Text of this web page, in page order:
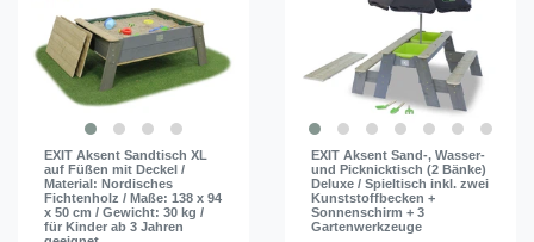
EXIT Aksent Sandtisch XL
auf Füßen mit Deckel /
Material: Nordisches
Fichtenholz / Maße: 138 x 94
x 50 cm / Gewicht: 30 kg /
für Kinder ab 3 Jahren
EXIT Aksent Sand-, Wasser-
und Picknicktisch (2 Bänke)
Deluxe / Spieltisch inkl. zwei
Kunststoffbecken +
Sonnenschirm + 3
Gartenwerkzeuge